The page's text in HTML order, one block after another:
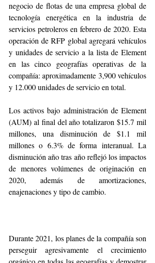
negocio de flotas de una empresa global de
tecnología energética en la industria de
servicios petroleros en febrero de 2020. Esta
operación de RFP global agregará vehículos
y unidades de servicio a la lista de Element
en las cinco geografías operativas de la
compañía: aproximadamente 3,900 vehículos
y 12.000 unidades de servicio en total.
Los activos bajo administración de Element
(AUM) al final del año totalizaron $15.7 mil
millones, una disminución de $1.1 mil
millones o 6.3% de forma interanual. La
disminución año tras año reflejó los impactos
de menores volúmenes de originación en
2020, además de amortizaciones,
enajenaciones y tipo de cambio.
Durante 2021, los planes de la compañía son
perseguir agresivamente el crecimiento